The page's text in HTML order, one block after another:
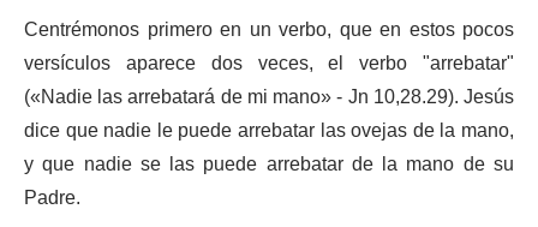
Centrémonos primero en un verbo, que en estos pocos
versículos aparece dos veces, el verbo "arrebatar"
(«Nadie las arrebatará de mi mano» - Jn 10,28.29). Jesús
dice que nadie le puede arrebatar las ovejas de la mano,
y que nadie se las puede arrebatar de la mano de su
Padre.